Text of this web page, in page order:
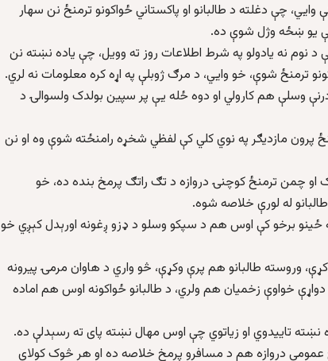
چې دغلته د طالبانو او پاکستاني ځواکونو ترمنځ نن سهار
یو ښځه وژل شوې ده.
نه یادولو په شرط اطلاعات روز ته وویل، چې یاده نښته نن
وسلې هم کارولي او دوه ځله يې پر سپين بولدک ولسوالۍ د
پرون مازديګر په نوي کلي کې لفظي شخړه رامنځته شوې وه او نن
او چمن ترمنځ کوچنۍ دروازه د تګ راتګ پرمخ بنده ده، خو
له لورې خلاصه شوه.
ځينو برخو کې اوس هم د سپکو وسلو د ډزو ږغونه اورېدل کېږي خو
وروسته طالبانو هم پرې وکړې، څو واري د هاوان مرمۍ پيرونه
خواوې زخميان هم ولري، د طالبانو ځواکونه اوس هم اماده
نښته تایيدوي او زياتوي چې اوس مهال نښته پای ته رسېدلې ده.
دروازه هم د مسافرو پرمخ خلاصه ده او هر څوک کولای